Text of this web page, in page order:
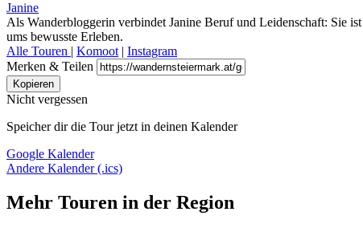
Janine
Als Wanderbloggerin verbindet Janine Beruf und Leidenschaft: Sie
ums bewusste Erleben.
Alle Touren | Komoot | Instagram
Merken & Teilen
Kopieren
Nicht vergessen
Speicher dir die Tour jetzt in deinen Kalender
Google Kalender
Andere Kalender (.ics)
Mehr Touren in der Region